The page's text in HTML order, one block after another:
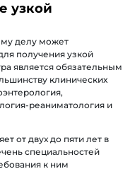
узкой
делу может
получения узкой
является обязательным
клинических
реаниматология и
от двух до пяти лет в
специальностей
к ним